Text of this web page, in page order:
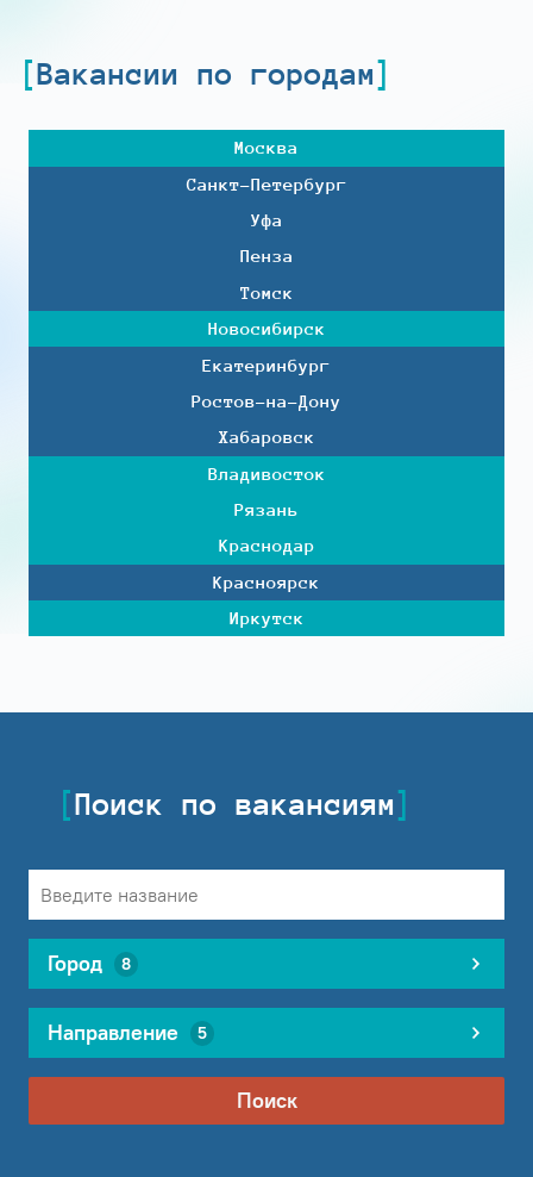
Вакансии по городам
Москва
Санкт-Петербург
Уфа
Пенза
Томск
Новосибирск
Екатеринбург
Ростов-на-Дону
Хабаровск
Владивосток
Рязань
Краснодар
Красноярск
Иркутск
Поиск по вакансиям
Город 8
Направление 5
Поиск